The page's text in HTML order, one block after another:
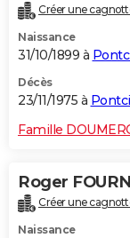
Créer une
Naissance
31/10/1899 à
Décès
23/11/1975 à
Famille
Roger
Créer une
Naissance